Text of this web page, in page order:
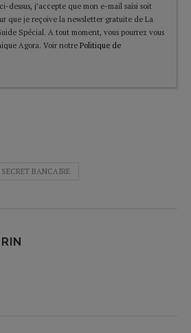
dessus, j’accepte que mon e-mail saisi soit
que je reçoive la newsletter gratuite de La
Spécial. A tout moment, vous pourrez vous
Agora. Voir notre Politique de
SECRET BANCAIRE